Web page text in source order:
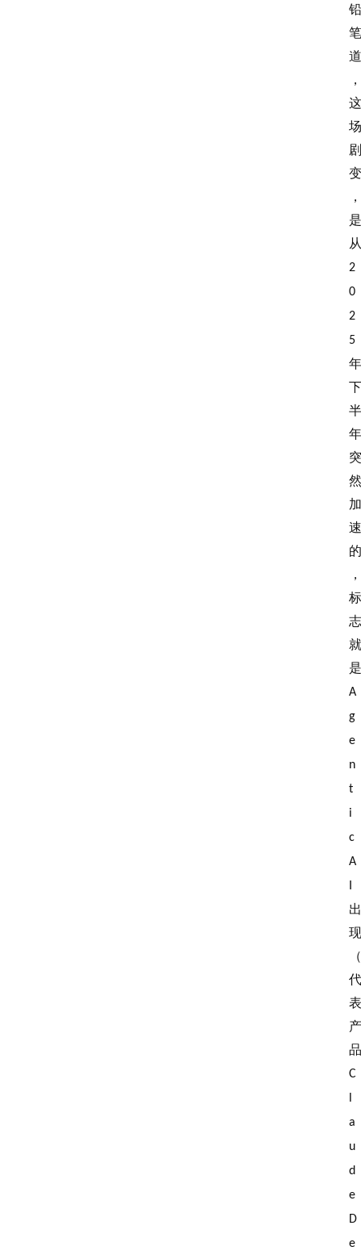
铅
笔
道
，
这
场
剧
变
，
是
从
2
0
2
5
年
下
半
年
突
然
加
速
的
，
标
志
就
是
A
g
e
n
t
i
c
A
出
现
（
代
表
产
品
C
a
u
d
e
D
e